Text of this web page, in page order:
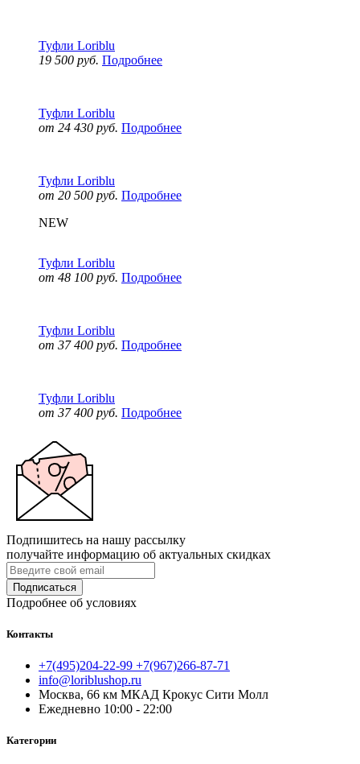
Туфли Loriblu
19 500 руб. Подробнее
Туфли Loriblu
от 24 430 руб. Подробнее
Туфли Loriblu
от 20 500 руб. Подробнее
NEW
Туфли Loriblu
от 48 100 руб. Подробнее
Туфли Loriblu
от 37 400 руб. Подробнее
Туфли Loriblu
от 37 400 руб. Подробнее
Подпишитесь на нашу рассылку
получайте информацию об актуальных скидках
Подписаться
Подробнее об условиях
Контакты
+7(495)204-22-99 +7(967)266-87-71
info@loriblushop.ru
Москва, 66 км МКАД Крокус Сити Молл
Ежедневно 10:00 - 22:00
Категории